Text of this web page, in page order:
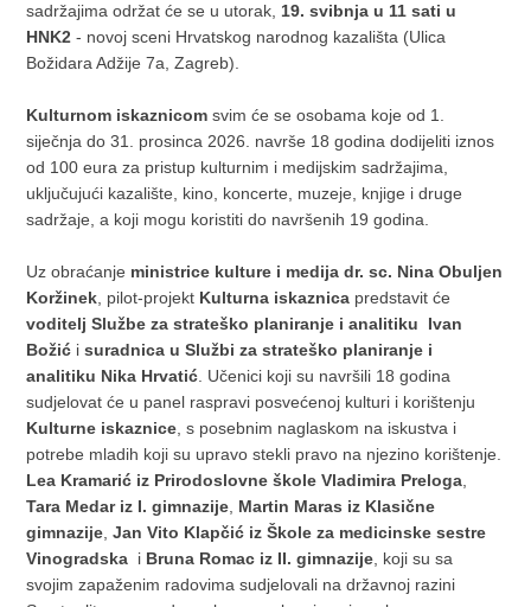
sadržajima održat će se u utorak, 19. svibnja u 11 sati u
HNK2 - novoj sceni Hrvatskog narodnog kazališta (Ulica
Božidara Adžije 7a, Zagreb).
Kulturnom iskaznicomsvim će se osobama koje od 1.
siječnja do 31. prosinca 2026. navrše 18 godina dodijeliti iznos
od 100 eura za pristup kulturnim i medijskim sadržajima,
uključujući kazalište, kino, koncerte, muzeje, knjige i druge
sadržaje, a koji mogu koristiti do navršenih 19 godina.
Uz obraćanje ministrice kulture i medija dr. sc. Nina Obuljen
Koržinek , pilot-projekt Kulturna iskaznica predstavit će
voditelj Službe za strateško planiranje i analitiku Ivan
Božić isuradnica u Službi za strateško planiranje i
analitiku Nika Hrvatić . Učenici koji su navršili 18 godina
sudjelovat će u panel raspravi posvećenoj kulturi i korištenju
Kulturne iskaznice , s posebnim naglaskom na iskustva i
potrebe mladih koji su upravo stekli pravo na njezino korištenje.
Lea Kramarić iz Prirodoslovne škole Vladimira Preloga
Tara Medar iz I. gimnazije Martin Maras iz Klasične
gimnazije ,Jan Vito Klapčić iz Škole za medicinske sestre
Vinogradska i Bruna Romac iz II. gimnazije , koji su sa
svojim zapaženim radovima sudjelovali na državnoj razini